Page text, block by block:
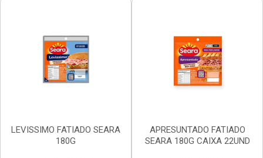
LEVISSIMO FATIADO SEARA
180G
APRESUNTADO FATIADO
SEARA 180G CAIXA 22UND